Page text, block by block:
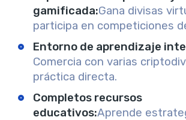
gamificada:Gana divisas
participa en competiciones
Entorno de aprendizaje
Comercia con varias
práctica directa.
Completos recursos
educativos:Aprende